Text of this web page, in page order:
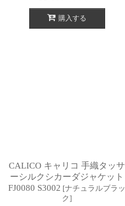
購入する
CALICO キャリコ 手織タッサ
ーシルクシカーダジャケット
FJ0080 S3002 [ナチュラルブラッ
ク]